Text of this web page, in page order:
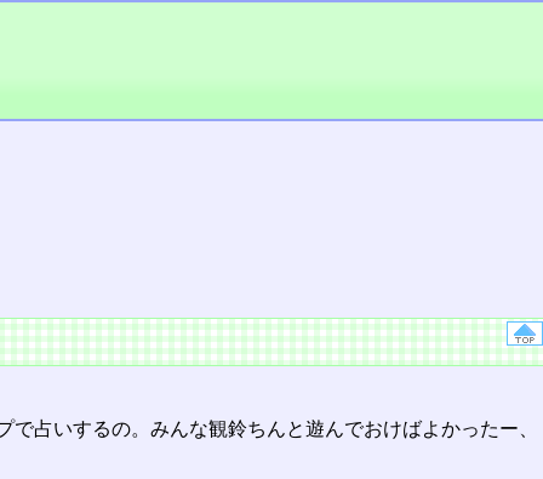
占いするの。みんな観鈴ちんと遊んでおけばよかったー、